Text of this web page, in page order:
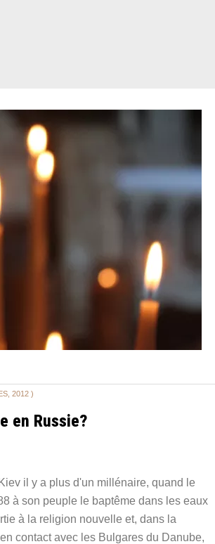
2012 )
en Russie?
il y a plus d'un millénaire, quand le
à son peuple le baptême dans les eaux
à la religion nouvelle et, dans la
contact avec les Bulgares du Danube,